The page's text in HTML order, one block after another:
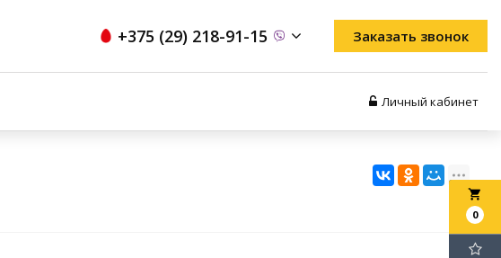
+375 (29) 218-91-15 Заказать звонок
Личный кабинет
local_grocery_store
0